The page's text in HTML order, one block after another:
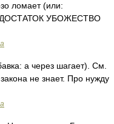
ломает (или:
ДОСТАТОК УБОЖЕСТВО
а через шагает). См.
не знает. Про нужду